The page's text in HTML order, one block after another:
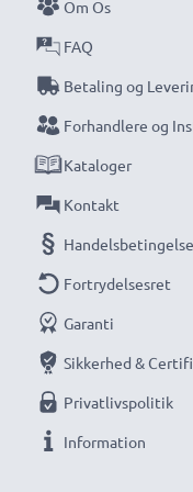
Om Os
FAQ
Betaling og
Forhandlere og
Kataloger
Kontakt
Fortrydelsesret
Garanti
Sikkerhed &
Privatlivspolitik
Information